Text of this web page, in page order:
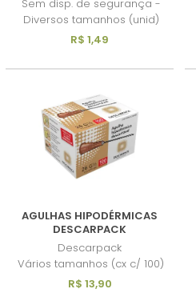
Sem disp. de segurança -
Diversos tamanhos (unid)
R$ 1,49
AGULHAS HIPODÉRMICAS
DESCARPACK
Descarpack
Vários tamanhos (cx c/ 100)
R$ 13,90